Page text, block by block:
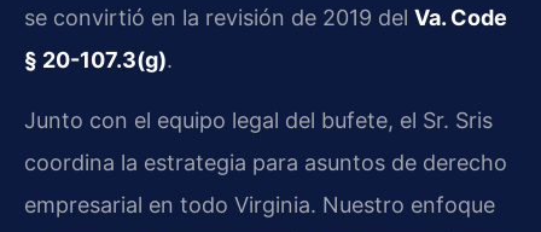
se convirtió en la revisión de 2019 del Va. Code
§ 20-107.3(g).
Junto con el equipo legal del bufete, el Sr. Sris
coordina la estrategia para asuntos de derecho
empresarial en todo Virginia. Nuestro enfoque